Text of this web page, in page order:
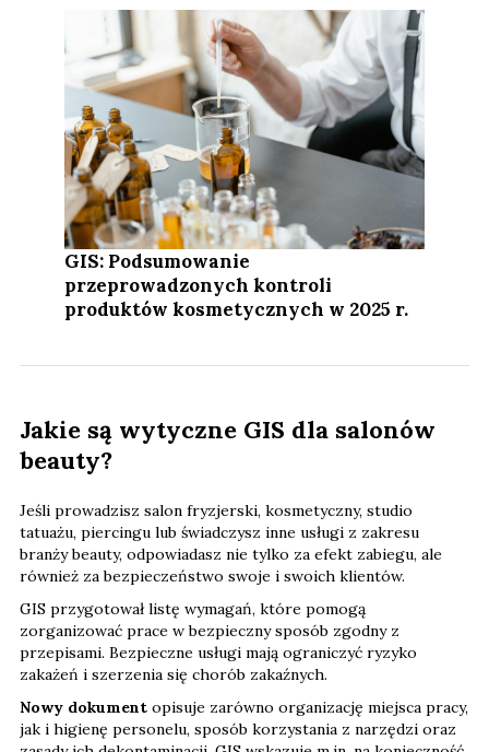
GIS: Podsumowanie
przeprowadzonych kontroli
produktów kosmetycznych w 2025 r.
Jakie są wytyczne GIS dla salonów
beauty?
Jeśli prowadzisz salon fryzjerski, kosmetyczny, studio
tatuażu, piercingu lub świadczysz inne usługi z zakresu
branży beauty, odpowiadasz nie tylko za efekt zabiegu, ale
również za bezpieczeństwo swoje i swoich klientów.
GIS przygotował listę wymagań, które pomogą
zorganizować prace w bezpieczny sposób zgodny z
przepisami. Bezpieczne usługi mają ograniczyć ryzyko
zakażeń i szerzenia się chorób zakaźnych.
Nowy dokument opisuje zarówno organizację miejsca pracy,
jak i higienę personelu, sposób korzystania z narzędzi oraz